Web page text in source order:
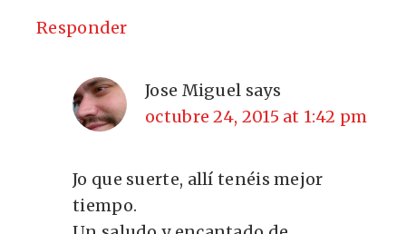
Responder
Jose Miguel says
octubre 24, 2015 at 1:42 pm
Jo que suerte, allí tenéis mejor
tiempo.